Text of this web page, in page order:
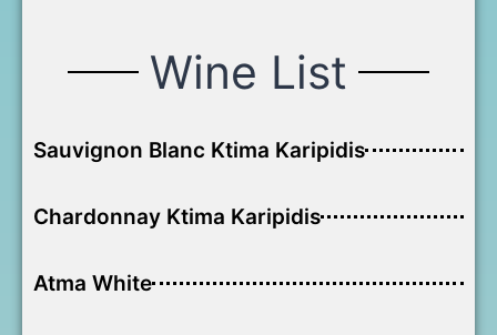
Wine List
Sauvignon Blanc Ktima Karipidis
Chardonnay Ktima Karipidis
Atma White